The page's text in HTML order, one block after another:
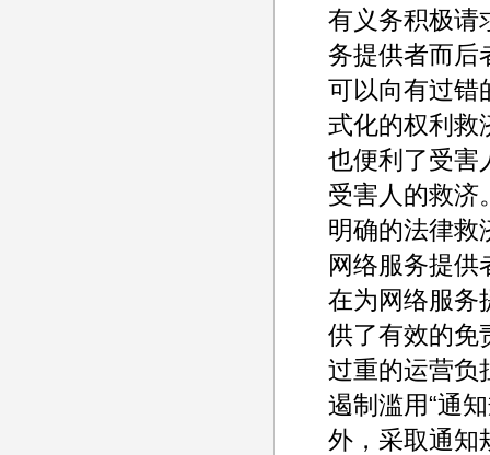
有义务积极请
务提供者而后
可以向有过错
式化的权利救
也便利了受害
受害人的救济
明确的法律救
网络服务提供
在为网络服务
供了有效的免
过重的运营负
遏制滥用“通
外，采取通知